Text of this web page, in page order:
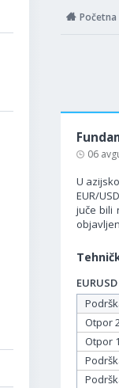
Početna
06
U
EUR/
juče bili
Otpor
Otpor 1